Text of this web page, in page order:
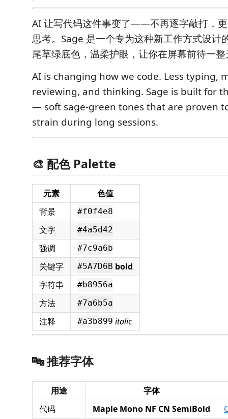
AI 让写代码这件事变了——不再逐字敲打，
思考。Sage 是一个专为这种新工作方式设计
尾草绿底色，温柔护眼，让你在屏幕前待一
AI is changing how we code. Less typing,
reviewing, and thinking. Sage is built for
— soft sage-green tones that are proven
strain during long sessions.
🎨 配色 Palette
元素
色值
背景
#f0f4e8
文字 #4a5d42
强调 #7c9a6b
关键字 #5A7D6B bold
字符串
#b8956a
方法 #7a6b5a
注释 #a3b899 italic
🔤 推荐字体
用途
字体
代码
Maple Mono NF CN SemiBold